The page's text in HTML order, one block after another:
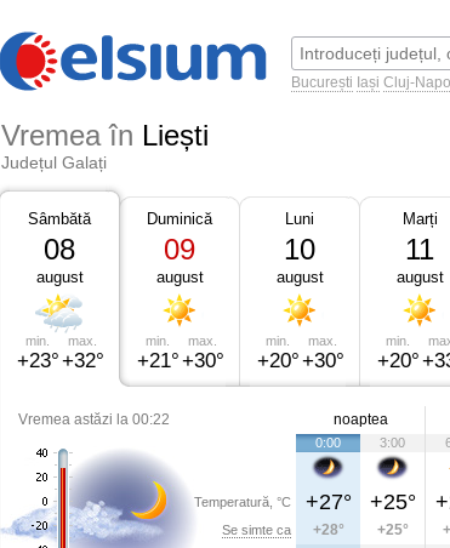
București Iași Cluj-
Vremea în Liești
Județul Galați
Sâmbătă
08
august
min.
+23°
max.
+32°
Duminică
09
august
min.
+21°
max.
+30°
Luni
10
august
min.
+20°
max.
+30°
Marți
11
august
min.
+20°
Vremea astăzi la 00:22
Temperatură, °C
Se simte ca
noaptea
0:00 3:00
+27° +25°
+28° +25°